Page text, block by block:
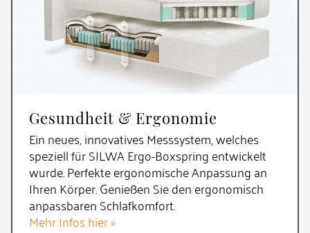
Gesundheit & Ergonomie
Ein neues, innovatives Messsystem, welches
speziell für SILWA Ergo-Boxspring entwickelt
wurde. Perfekte ergonomische Anpassung an
Ihren Körper. Genießen Sie den ergonomisch
anpassbaren Schlafkomfort.
Mehr Infos hier »